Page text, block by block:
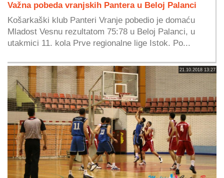
Važna pobeda vranjskih Pantera u Beloj Palanci
Košarkaški klub Panteri Vranje pobedio je domaću
Mladost Vesnu rezultatom 75:78 u Beloj Palanci, u
utakmici 11. kola Prve regionalne lige Istok. Po...
21.10.2018 13:27